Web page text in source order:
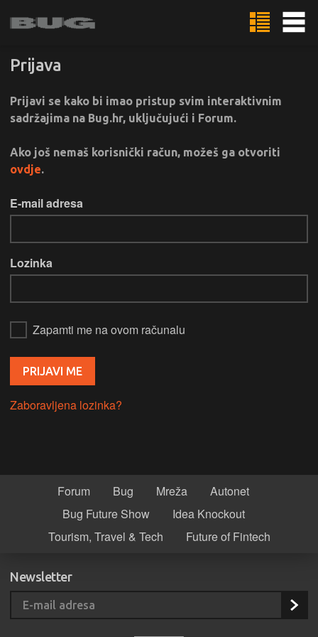
Prijava
Prijavi se kako bi imao pristup svim interaktivnim
sadržajima na Bug.hr, uključujući i Forum.
Ako još nemaš korisnički račun, možeš ga otvoriti
ovdje.
E-mail adresa
Lozinka
Zapamti me na ovom računalu
Zaboravljena lozinka?
Forum Bug Mreža
Autonet
Bug Future Show
Idea Knockout
Tourism, Travel & Tech
Future of Fintech
Newsletter